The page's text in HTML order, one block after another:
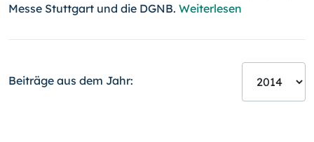
Messe Stuttgart und die DGNB. Weiterlesen
Beiträge aus dem Jahr: